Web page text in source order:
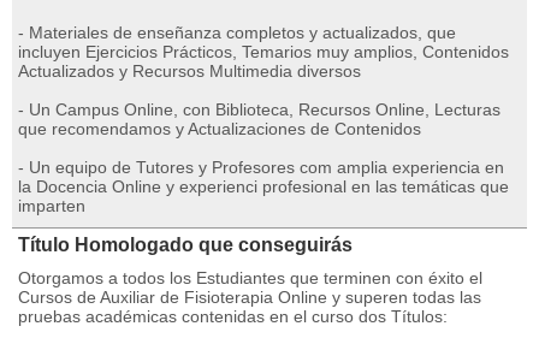
- Materiales de enseñanza completos y actualizados, que
incluyen Ejercicios Prácticos, Temarios muy amplios, Contenidos
Actualizados y Recursos Multimedia diversos
- Un Campus Online, con Biblioteca, Recursos Online, Lecturas
que recomendamos y Actualizaciones de Contenidos
- Un equipo de Tutores y Profesores com amplia experiencia en
la Docencia Online y experienci profesional en las temáticas que
imparten
Título Homologado que conseguirás
Otorgamos a todos los Estudiantes que terminen con éxito el
Cursos de Auxiliar de Fisioterapia Online y superen todas las
pruebas académicas contenidas en el curso dos Títulos: